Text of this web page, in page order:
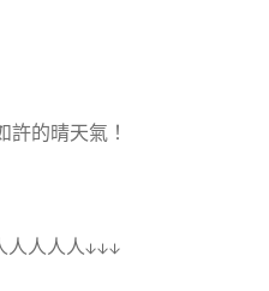
許的晴天氣！
人人人↓↓↓